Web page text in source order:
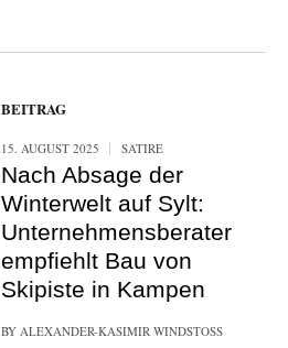
BEITRAG
15. AUGUST 2025 SATIRE
Nach Absage der
Winterwelt auf Sylt:
Unternehmensberater
empfiehlt Bau von
Skipiste in Kampen
BY ALEXANDER-KASIMIR WINDSTOSS